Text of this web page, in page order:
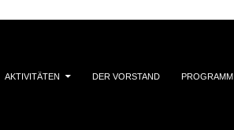
AKTIVITÄTEN DER VORSTAND PROGRAMM